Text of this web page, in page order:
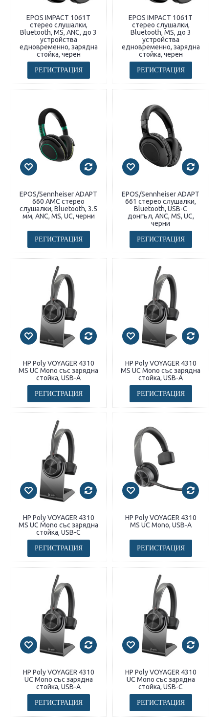
EPOS IMPACT 1061T
стерео слушалки,
Bluetooth, MS, ANC, до 3
устройства
едновременно, зарядна
стойка, черен
РЕГИСТРАЦИЯ
EPOS IMPACT 1061T
стерео слушалки,
Bluetooth, MS, до 3
устройства
едновременно, зарядна
стойка, черен
РЕГИСТРАЦИЯ
EPOS/Sennheiser ADAPT
660 AMC стерео
слушалки, Bluetooth, 3.5
мм, ANC, MS, UC, черни
РЕГИСТРАЦИЯ
EPOS/Sennheiser ADAPT
661 стерео слушалки,
Bluetooth, USB-C
донгъл, ANC, MS, UC,
черни
РЕГИСТРАЦИЯ
HP Poly VOYAGER 4310
MS UC Mono със зарядна
стойка, USB-A
РЕГИСТРАЦИЯ
HP Poly VOYAGER 4310
MS UC Mono със зарядна
стойка, USB-A
РЕГИСТРАЦИЯ
HP Poly VOYAGER 4310
MS UC Mono със зарядна
стойка, USB-C
РЕГИСТРАЦИЯ
HP Poly VOYAGER 4310
MS UC Mono, USB-A
РЕГИСТРАЦИЯ
HP Poly VOYAGER 4310
UC Mono със зарядна
стойка, USB-A
РЕГИСТРАЦИЯ
HP Poly VOYAGER 4310
UC Mono със зарядна
стойка, USB-C
РЕГИСТРАЦИЯ